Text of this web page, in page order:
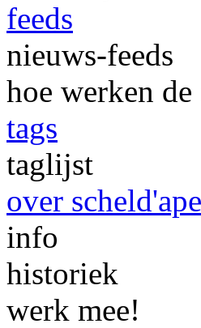
feeds
nieuws-feeds
hoe werken de
tags
taglijst
over
info
historiek
werk mee!